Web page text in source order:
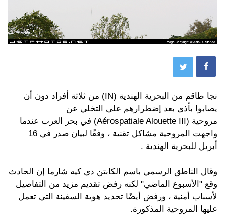
نجا طاقم من البحرية الهندية (IN) من ثلاثة أفراد دون أن
يصابوا بأذى بعد إضطرارهم على التخلي عن
مروحية (Aérospatiale Alouette III) في بحر العرب عندما
واجهت المروحية مشاكل تقنية ، وفقًا لبيان صدر في 16
أبريل للبحرية الهندية .
وقال الناطق الرسمي باسم الكابتن دي كيه شارما إن الحادث
وقع "الأسبوع الماضي" لكنه رفض تقديم مزيد من التفاصيل
لأسباب أمنية ، ورفض أيضًا تحديد هوية السفينة التي تعمل
عليها المروحية المذكورة.